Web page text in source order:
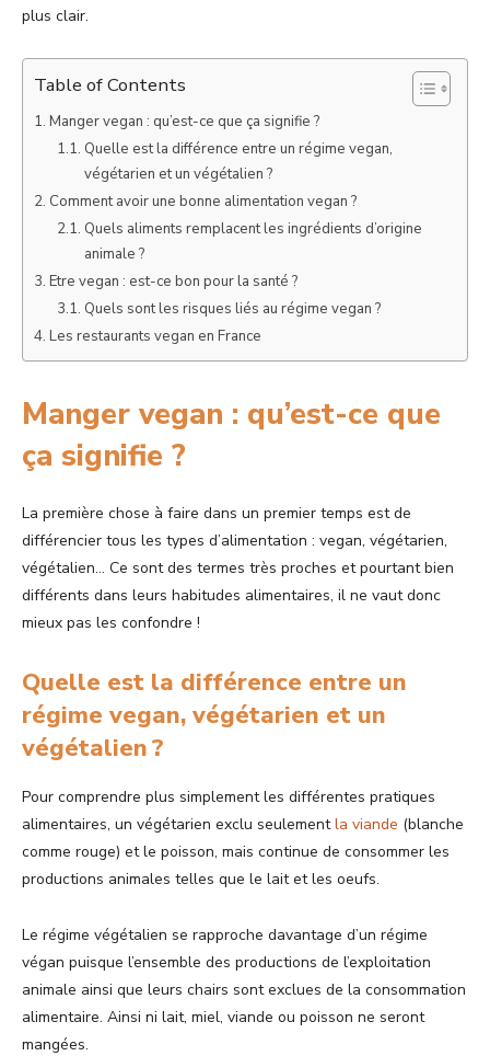
plus clair.
Table of Contents
Manger vegan : qu’est-ce que ça signifie ?
Quelle est la différence entre un régime vegan,
végétarien et un végétalien ?
Comment avoir une bonne alimentation vegan ?
Quels aliments remplacent les ingrédients d’origine
animale ?
Etre vegan : est-ce bon pour la santé ?
Quels sont les risques liés au régime vegan ?
Les restaurants vegan en France
Manger vegan : qu’est-ce que
ça signifie ?
La première chose à faire dans un premier temps est de
différencier tous les types d’alimentation : vegan, végétarien,
végétalien… Ce sont des termes très proches et pourtant bien
différents dans leurs habitudes alimentaires, il ne vaut donc
mieux pas les confondre !
Quelle est la différence entre un
régime vegan, végétarien et un
végétalien ?
Pour comprendre plus simplement les différentes pratiques
alimentaires, un végétarien exclu seulementla viande (blanche
comme rouge) et le poisson, mais continue de consommer les
productions animales telles que le lait et les oeufs.
Le régime végétalien se rapproche davantage d’un régime
végan puisque l’ensemble des productions de l’exploitation
animale ainsi que leurs chairs sont exclues de la consommation
alimentaire. Ainsi ni lait, miel, viande ou poisson ne seront
mangées.